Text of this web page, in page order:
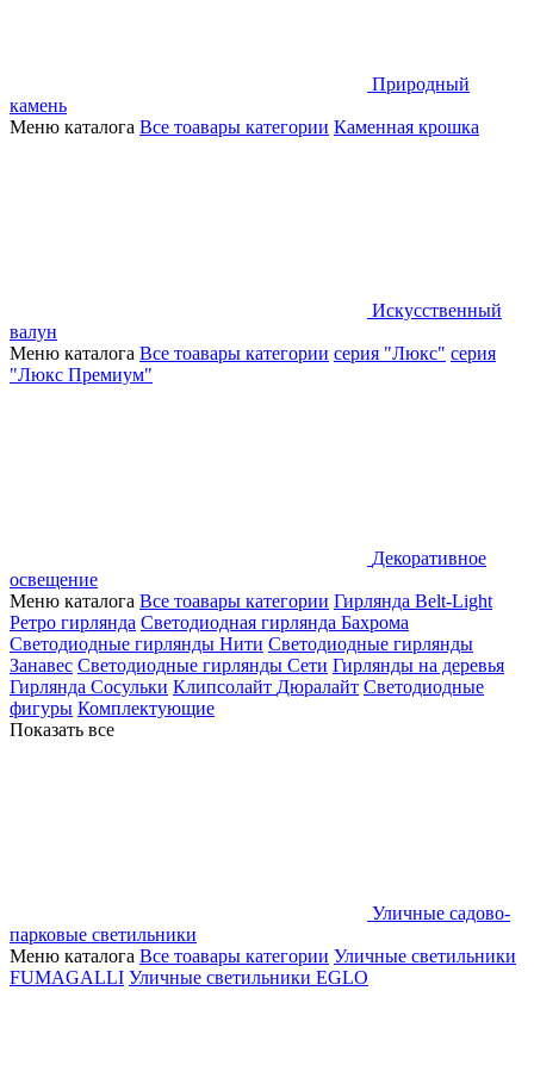
Природный
камень
Меню каталога Все тоавары категории Каменная крошка
Искусственный
валун
Меню каталога Все тоавары категории серия "Люкс" серия
"Люкс Премиум"
Декоративное
освещение
Меню каталога Все тоавары категории Гирлянда Belt-Light
Ретро гирлянда Светодиодная гирлянда Бахрома
Светодиодные гирлянды Нити Светодиодные гирлянды
Занавес Светодиодные гирлянды Сети Гирлянды на деревья
Гирлянда Сосульки Клипсолайт Дюралайт Светодиодные
фигуры Комплектующие
Показать все
Уличные садово-
парковые светильники
Меню каталога Все тоавары категории Уличные светильники
FUMAGALLI Уличные светильники EGLO